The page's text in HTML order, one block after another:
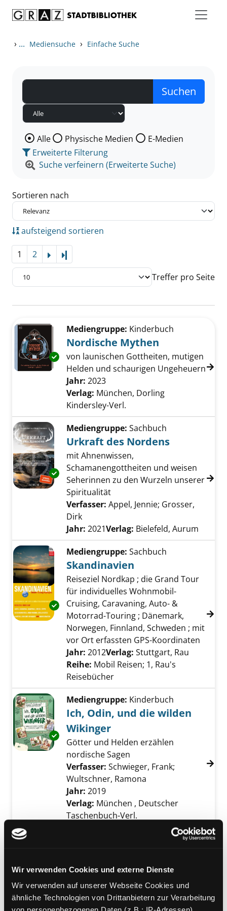
Wir verwenden Cookies und externe Dienste
Wir verwenden auf unserer Webseite Cookies und
ähnliche Technologien von Drittanbietern zur Verarbeitung
› ... Mediensuche › Einfache Suche
Wählen Sie die Medienart nach der Sie suchen wollen.
Alle Physische Medien
E-Medien
Erweiterte Filterung
Suche verfeinern (Erweiterte Suche)
Sortieren nach
aufsteigend sortieren
1 2
Treffer pro Seite
Zu den Suchfiltern springen
Exemplar-Details von Nordische Mythen
Mediengruppe: Kinderbuch
Nordische Mythen
von launischen Gottheiten, mutigen
Helden und schaurigen Ungeheuern
Suche nach diesem Verfasser
Jahr: 2023
Verlag: München, Dorling
Kindersley-Verl.
Exemplar-Details von Urkraft des Nordens
Mediengruppe: Sachbuch
Urkraft des Nordens
mit Ahnenwissen,
Schamanengottheiten und weisen
Seherinnen zu den Wurzeln unserer
Spiritualität
Verfasser: Appel, Jennie; Grosser,
Dirk
Jahr: 2021Verlag: Bielefeld, Aurum
Exemplar-Details von Skandinavien anzeigen
Mediengruppe: Sachbuch
Skandinavien
Reiseziel Nordkap ; die Grand Tour
für individuelles Wohnmobil-
Cruising, Caravaning, Auto- &
Motorrad-Touring ; Dänemark,
Norwegen, Finnland, Schweden ; mit
vor Ort erfassten GPS-Koordinaten
Suche nach diesem Verfasser
Jahr: 2012Verlag: Stuttgart, Rau
Reihe: Mobil Reisen; 1, Rau's
Reisebücher
Exemplar-Details von Ich, Odin, und die
Mediengruppe: Kinderbuch
Ich, Odin, und die wilden
Wikinger
Götter und Helden erzählen
nordische Sagen
Verfasser: Schwieger, Frank;
Wultschner, Ramona
Jahr: 2019
Verlag: München , Deutscher
Taschenbuch-Verl.
Nordische Märchen
Schweden, Finnland, Island und
Dänemark